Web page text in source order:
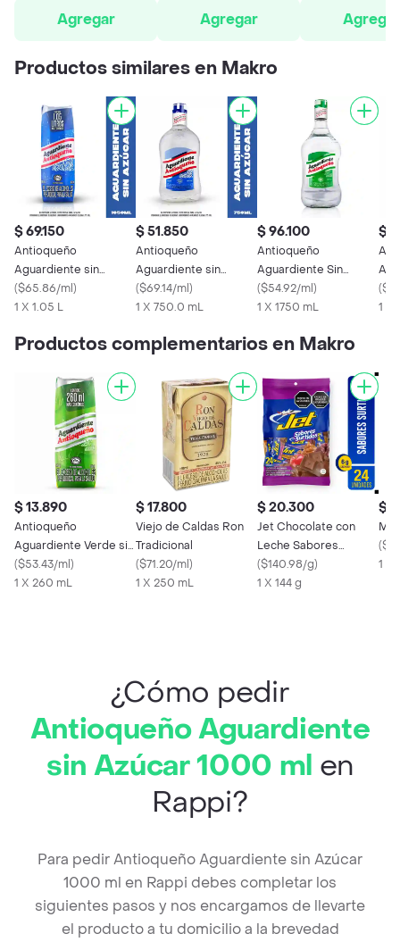
Agregar
Agregar
Agregar
Productos similares en Makro
$ 69.150
Antioqueño
Aguardiente sin
Azúcar
($65.86/ml)
1 X 1.05 L
$ 51.850
Antioqueño
Aguardiente sin
Azúcar
($69.14/ml)
1 X 750.0 mL
$ 96.100
Antioqueño
Aguardiente Sin
Azúcar
($54.92/ml)
1 X 1750 mL
$
(
1 X
Productos complementarios en Makro
$ 13.890
Antioqueño
Aguardiente Verde sin
Azúcar
($53.43/ml)
1 X 260 mL
$ 17.800
Viejo de Caldas Ron
Tradicional
($71.20/ml)
1 X 250 mL
$ 20.300
Jet Chocolate con
Leche Sabores
Surtidos
($140.98/g)
1 X 144 g
$
(
1 X
¿Cómo pedir
Antioqueño Aguardiente
sin Azúcar 1000 ml en
Rappi?
Para pedir Antioqueño Aguardiente sin Azúcar
1000 ml en Rappi debes completar los
siguientes pasos y nos encargamos de llevarte
el producto a tu domicilio a la brevedad